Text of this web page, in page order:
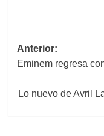
de
entradas
Anterior:
Eminem regresa
Lo nuevo de Avril